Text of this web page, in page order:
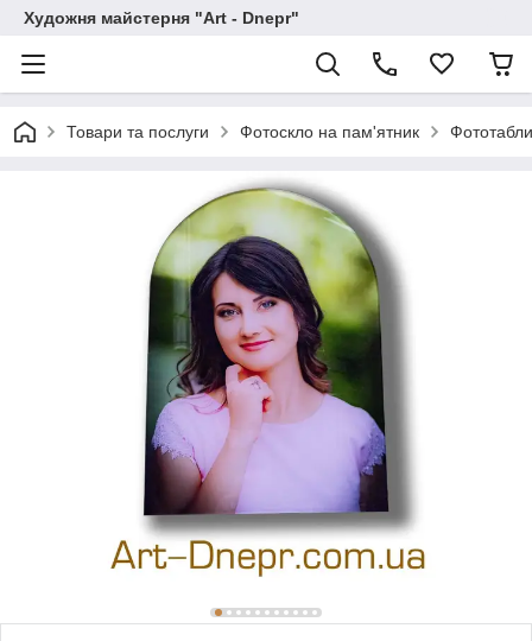
Художня майстерня "Art - Dnepr"
Товари та послуги Фотоскло на пам'ятник